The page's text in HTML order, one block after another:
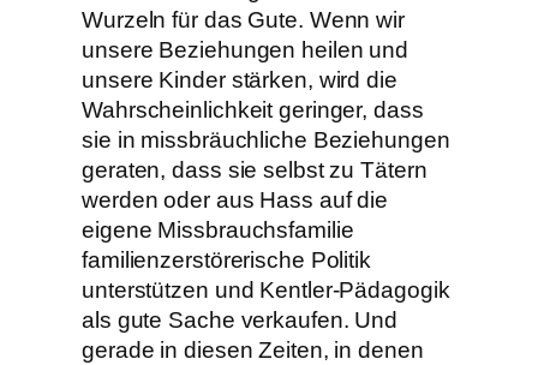
Wurzeln für das Gute. Wenn wir
unsere Beziehungen heilen und
unsere Kinder stärken, wird die
Wahrscheinlichkeit geringer, dass
sie in missbräuchliche Beziehungen
geraten, dass sie selbst zu Tätern
werden oder aus Hass auf die
eigene Missbrauchsfamilie
familienzerstörerische Politik
unterstützen und Kentler-Pädagogik
als gute Sache verkaufen. Und
gerade in diesen Zeiten, in denen